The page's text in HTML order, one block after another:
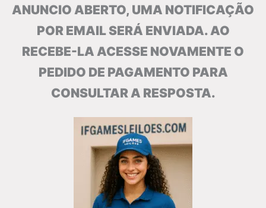
ANUNCIO ABERTO, UMA NOTIFICAÇÃO
POR EMAIL SERÁ ENVIADA. AO
RECEBE-LA ACESSE NOVAMENTE O
PEDIDO DE PAGAMENTO PARA
CONSULTAR A RESPOSTA.